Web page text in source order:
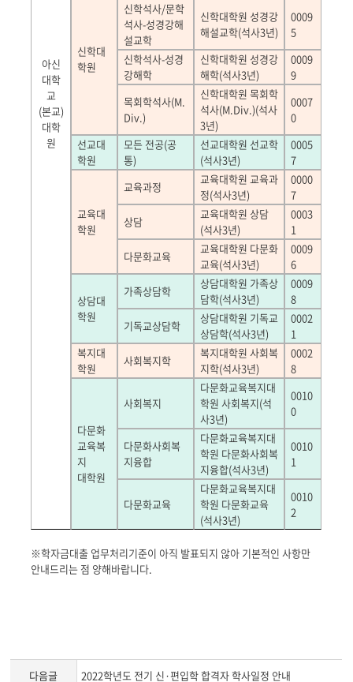
아신
대학
교
(본교)
대학
원
신학대
학원
신학석사/문학
석사-성경강해
설교학
신학대학원 성경강
해설교학(석사3년)
0009
5
신학석사-성경
강해학
신학대학원 성경강
해학(석사3년)
0009
9
목회학석사(M.
Div.)
신학대학원 목회학
석사(M.Div.)(석사
3년)
0007
0
선교대
학원
모든 전공(공
통)
선교대학원 선교학
(석사3년)
0005
7
교육대
학원
교육과정
교육대학원 교육과
정(석사3년)
0000
7
상담
교육대학원 상담
(석사3년)
0003
1
다문화교육
교육대학원 다문화
교육(석사3년)
0009
6
상담대
학원
가족상담학
상담대학원 가족상
담학(석사3년)
0009
8
기독교상담학
상담대학원 기독교
상담학(석사3년)
0002
1
복지대
학원
사회복지학
복지대학원 사회복
지학(석사3년)
0002
8
다문화
교육복
지
대학원
사회복지
다문화교육복지대
학원 사회복지(석
사3년)
0010
0
다문화사회복
지융합
다문화교육복지대
학원 다문화사회복
지융합(석사3년)
0010
1
다문화교육
다문화교육복지대
학원 다문화교육
(석사3년)
0010
2
※학자금대출 업무처리기준이 아직 발표되지 않아 기본적인 사항만
안내드리는 점 양해바랍니다.
다음글 2022학년도 전기 신·편입학 합격자 학사일정 안내